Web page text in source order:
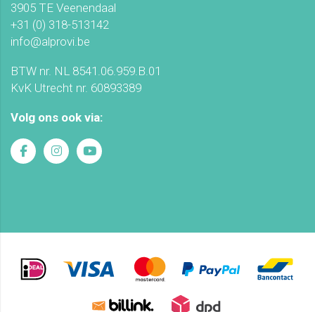
3905 TE Veenendaal
+31 (0) 318-513142
info@alprovi.be
BTW nr. NL 8541.06.959.B.01
KvK Utrecht nr. 60893389
Volg ons ook via: